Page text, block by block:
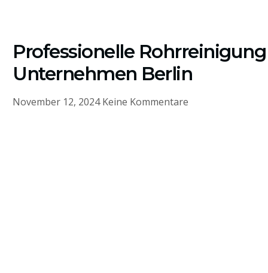
Professionelle Rohrreinigung
Unternehmen Berlin
November 12, 2024Keine Kommentare